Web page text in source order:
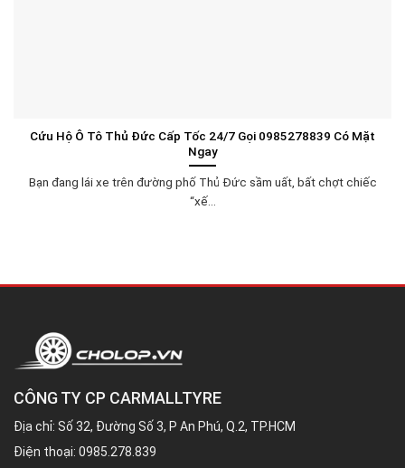
Cứu Hộ Ô Tô Thủ Đức Cấp Tốc 24/7 Gọi 0985278839 Có Mặt
Ngay
Bạn đang lái xe trên đường phố Thủ Đức sầm uất, bất chợt chiếc
“xế...
CÔNG TY CP CARMALLTYRE
Địa chỉ: Số 32, Đường Số 3, P An Phú, Q.2, TP.HCM
Điện thoại: 0985.278.839